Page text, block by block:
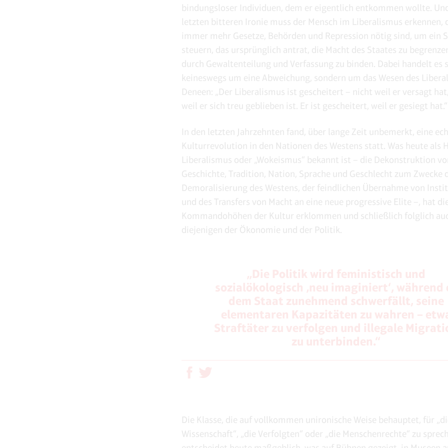
bindungsloser Individuen, dem er eigentlich entkommen wollte.
letzten bitteren Ironie muss der Mensch im Liberalismus erkennen,
immer mehr Gesetze, Behörden und Repression nötig sind, um ein
steuern, das ursprünglich antrat, die Macht des Staates zu
durch Gewaltenteilung und Verfassung zu binden. Dabei handelt es
keineswegs um eine Abweichung, sondern um das Wesen des
Deneen: „Der Liberalismus ist gescheitert – nicht weil er versagt
weil er sich treu geblieben ist. Er ist gescheitert, weil er gesiegt hat.“
In den letzten Jahrzehnten fand, über lange Zeit unbemerkt, eine
Kulturrevolution in den Nationen des Westens statt. Was heute als
Liberalismus oder „Wokeismus“ bekannt ist – die Dekonstruktion
Geschichte, Tradition, Nation, Sprache und Geschlecht zum Zwecke
Demoralisierung des Westens, der feindlichen Übernahme von
und des Transfers von Macht an eine neue progressive Elite –, hat
Kommandohöhen der Kultur erklommen und schließlich folglich
diejenigen der Ökonomie und der Politik.
Die Klasse, die auf vollkommen unironische Weise behauptet, für
Wissenschaft“, „die Verfolgten“ oder „die Menschenrechte“ zu